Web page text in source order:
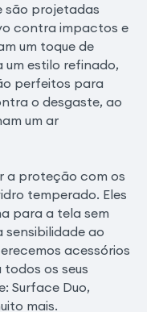
são projetadas
contra impactos e
um toque de
um estilo refinado,
perfeitos para
o desgaste, ao
um ar
a proteção com os
temperado. Eles
para a tela sem
sensibilidade ao
acessórios
os seus
Surface Duo,
mais.